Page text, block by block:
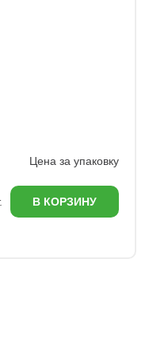
Цена за упаковку
В КОРЗИНУ